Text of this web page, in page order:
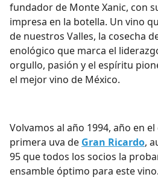
fundador de Monte Xanic, con
impresa en la botella. Un vino
de nuestros Valles, la cosecha
enológico que marca el
orgullo, pasión y el espíritu
el mejor vino de México.
Volvamos al año 1994, año en
primera uva de Gran Ricardo,
95 que todos los socios la
ensamble óptimo para este